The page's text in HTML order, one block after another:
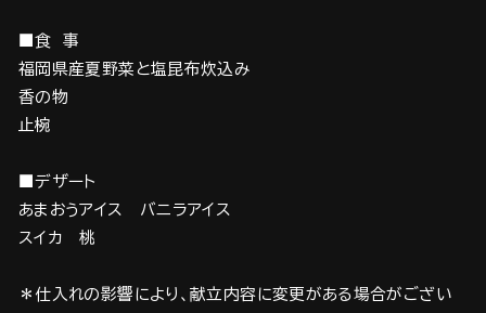
■食 事
福岡県産夏野菜と塩昆布炊込み
香の物
止椀
■デザート
あまおうアイス バニラアイス
スイカ 桃
＊仕入れの影響により、献立内容に変更がある場合がござい